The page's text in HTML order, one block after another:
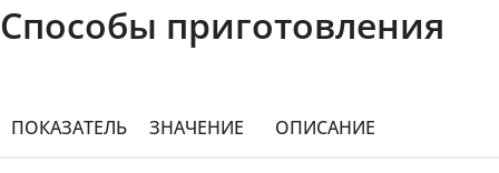
Способы приготовления
ПОКАЗАТЕЛЬ ЗНАЧЕНИЕ ОПИСАНИЕ